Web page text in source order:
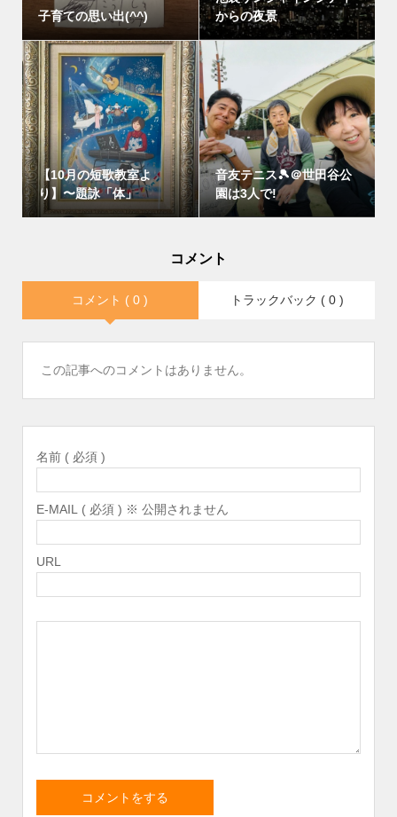
子育ての思い出(^^)
からの夜景
【10月の短歌教室よ
り】〜題詠「体」
音友テニス🎾＠世田谷公
園は3人で!
コメント
コメント ( 0 ) トラックバック ( 0 )
この記事へのコメントはありません。
名前 ( 必須 )
E-MAIL ( 必須 ) ※ 公開されません
URL